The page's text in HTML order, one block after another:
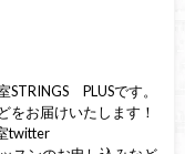
PLUSです。
をお届けいたします！
twitter